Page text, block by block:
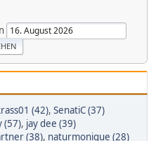
(42), SenatiC (37)
(57), jay dee (39)
(38), naturmonique (28)